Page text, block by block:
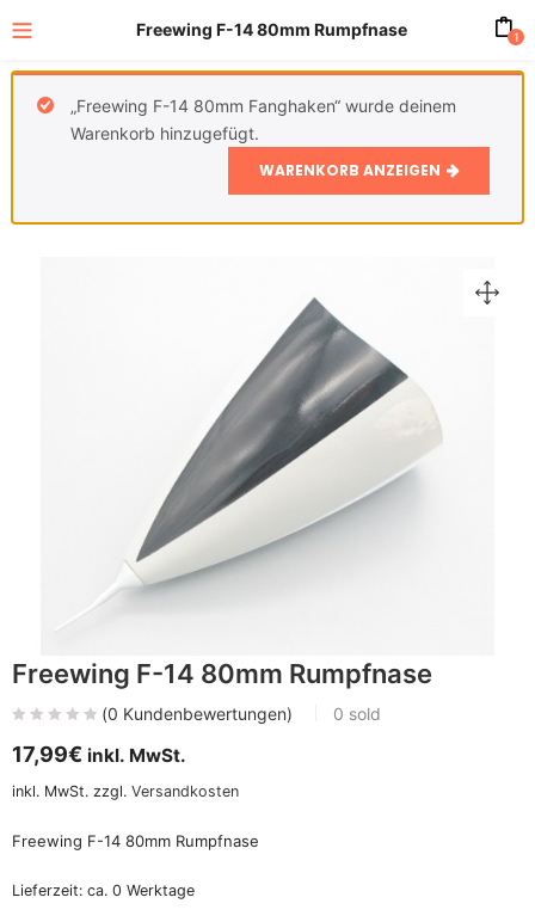
Freewing F-14 80mm Rumpfnase 1
„Freewing F-14 80mm Fanghaken“ wurde deinem
Warenkorb hinzugefügt.
WARENKORB ANZEIGEN
Freewing F-14 80mm Rumpfnase
(0 Kundenbewertungen) 0 sold
17,99€ inkl. MwSt.
inkl. MwSt. zzgl. Versandkosten
Freewing F-14 80mm Rumpfnase
Lieferzeit: ca. 0 Werktage